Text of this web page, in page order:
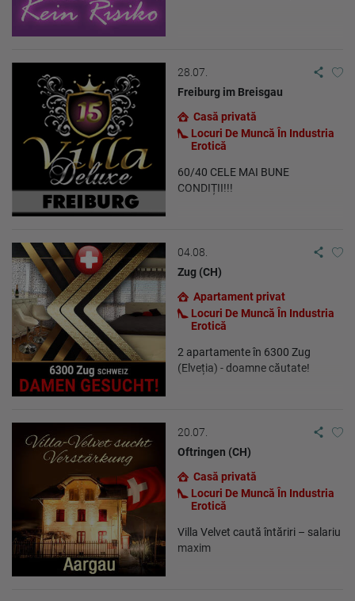
28.07.
Freiburg im Breisgau
Casă privată
Locuri De Muncă În Industria
Erotică
60/40 CELE MAI BUNE
CONDIȚII!!!
04.08.
Zug (CH)
Apartament privat
Locuri De Muncă În Industria
Erotică
2 apartamente în 6300 Zug
(Elveția) - doamne căutate!
20.07.
Oftringen (CH)
Casă privată
Locuri De Muncă În Industria
Erotică
Villa Velvet caută întăriri – salariu
maxim